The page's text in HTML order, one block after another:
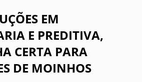
EM
E PREDITIVA,
CERTA PARA
DE MOINHOS